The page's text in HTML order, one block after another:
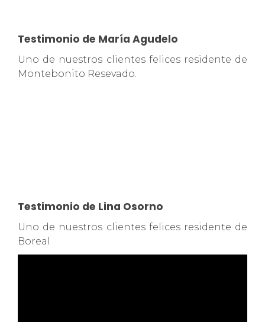
Testimonio de María Agudelo
Uno de nuestros clientes felices residente de
Montebonito Resevado.
Testimonio de Lina Osorno
Uno de nuestros clientes felices residente de
Boreal